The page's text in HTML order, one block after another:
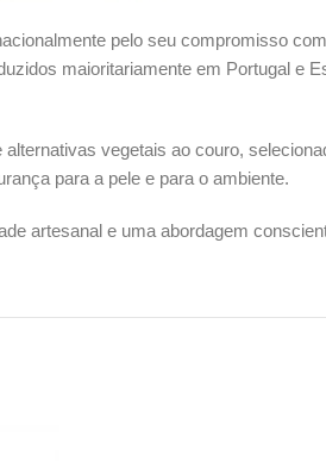
pelo seu compromisso
maioritariamente em Portugal e
vegetais ao couro,
para a pele e para o ambiente.
artesanal e uma abordagem